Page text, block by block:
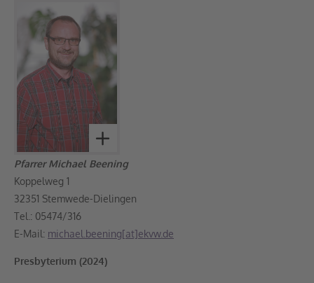
Pfarrer Michael Beening
Koppelweg 1
32351 Stemwede-Dielingen
Tel.: 05474/316
E-Mail: michael.beening[at]ekvw.de
Presbyterium (2024)